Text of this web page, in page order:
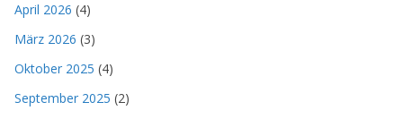
April 2026 (4)
März 2026 (3)
Oktober 2025 (4)
September 2025 (2)